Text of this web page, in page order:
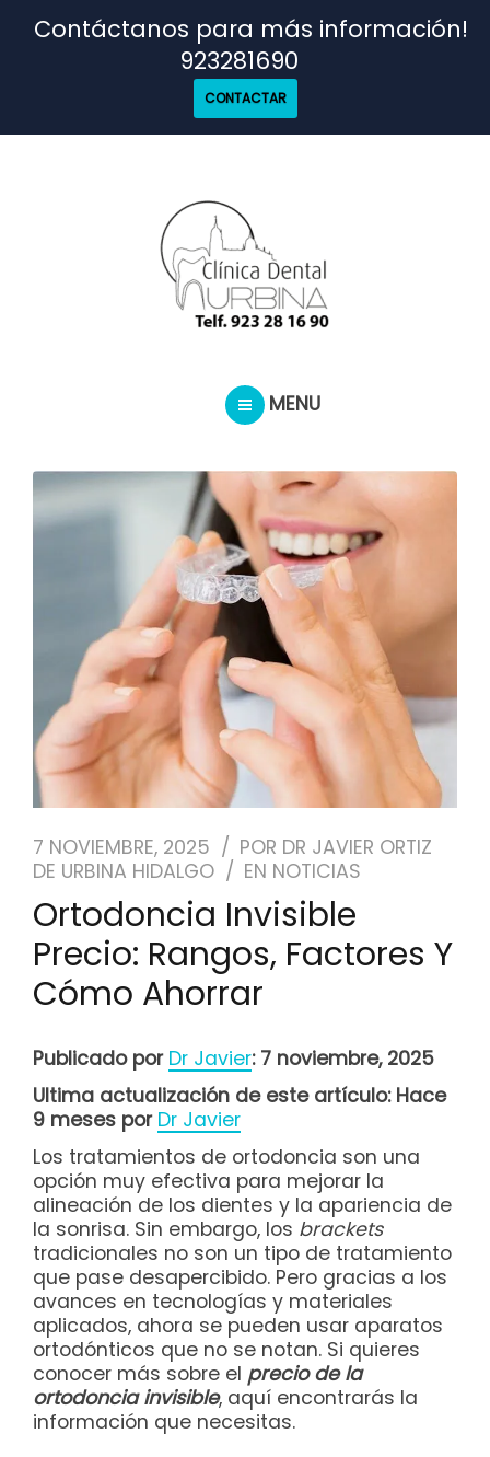
Contáctanos para más información!
923281690
CONTACTAR
MENU
TRATAMIENTOS
SEGUROS DENTALES
PEDIR CITA
7 NOVIEMBRE, 2025 POR DR JAVIER ORTIZ
DE URBINA HIDALGO
EN NOTICIAS
Ortodoncia Invisible
Precio: Rangos, Factores Y
Cómo Ahorrar
Publicado por Dr Javier: 7 noviembre, 2025
Ultima actualización de este artículo: Hace
9 meses por Dr Javier
Los tratamientos de ortodoncia son una
opción muy efectiva para mejorar la
alineación de los dientes y la apariencia de
la sonrisa. Sin embargo, los brackets
tradicionales no son un tipo de tratamiento
que pase desapercibido. Pero gracias a los
avances en tecnologías y materiales
aplicados, ahora se pueden usar aparatos
ortodónticos que no se notan. Si quieres
conocer más sobre el precio de la
ortodoncia invisible, aquí encontrarás la
información que necesitas.